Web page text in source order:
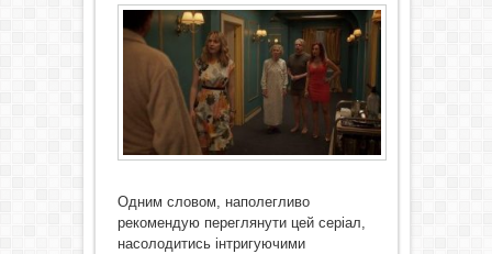
Одним словом, наполегливо
рекомендую переглянути цей серіал,
насолодитись інтригуючими